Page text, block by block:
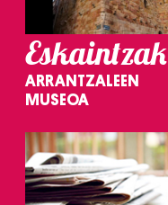
Eskaintzak
ARRANTZALEEN
MUSEOA